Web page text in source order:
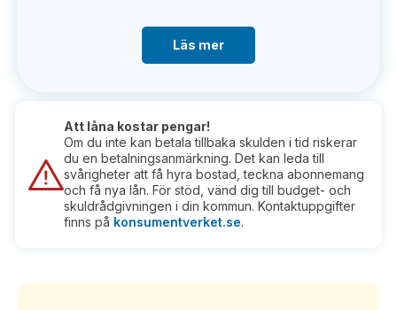
Läs mer
Att låna kostar pengar!
Om du inte kan betala tillbaka skulden i tid riskerar
du en betalningsanmärkning. Det kan leda till
svårigheter att få hyra bostad, teckna abonnemang
och få nya lån. För stöd, vänd dig till budget- och
skuldrådgivningen i din kommun. Kontaktuppgifter
finns på konsumentverket.se.